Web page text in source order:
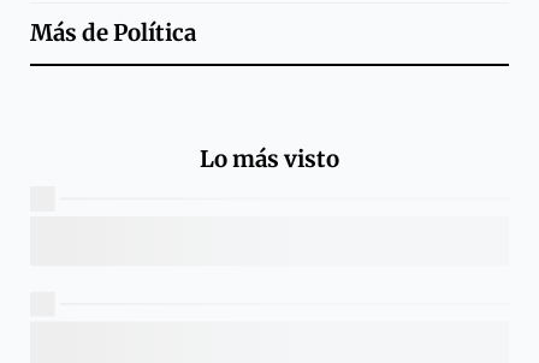
Más dePolítica
Lo más visto